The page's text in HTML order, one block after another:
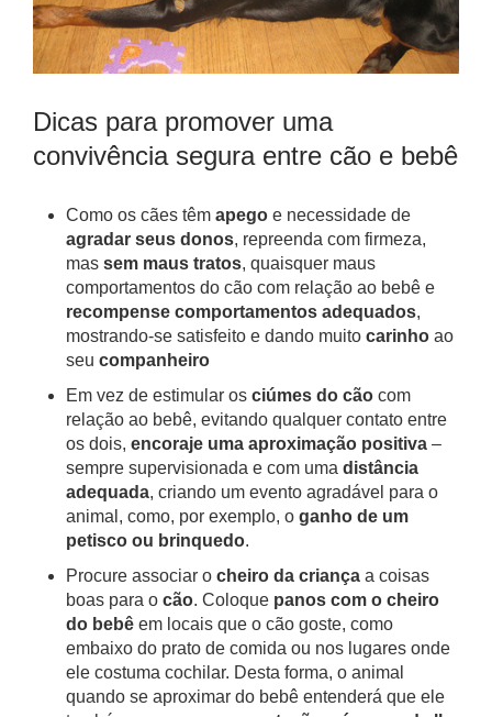
Dicas para promover uma
convivência segura entre cão e bebê
Como os cães têm apego e necessidade de
agradar seus donos, repreenda com firmeza,
mas sem maus tratos, quaisquer maus
comportamentos do cão com relação ao bebê e
recompense comportamentos adequados,
mostrando-se satisfeito e dando muito carinho ao
seu companheiro
Em vez de estimular os ciúmes do cão com
relação ao bebê, evitando qualquer contato entre
os dois, encoraje uma aproximação positiva –
sempre supervisionada e com uma distância
adequada, criando um evento agradável para o
animal, como, por exemplo, o ganho de um
petisco ou brinquedo.
Procure associar o cheiro da criança a coisas
boas para o cão. Coloque panos com o cheiro
do bebê em locais que o cão goste, como
embaixo do prato de comida ou nos lugares onde
ele costuma cochilar. Desta forma, o animal
quando se aproximar do bebê entenderá que ele